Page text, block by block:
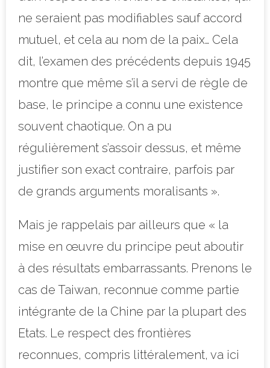
ne seraient pas modifiables sauf accord
mutuel, et cela au nom de la paix… Cela
dit, l’examen des précédents depuis 1945
montre que même s’il a servi de règle de
base, le principe a connu une existence
souvent chaotique. On a pu
régulièrement s’assoir dessus, et même
justifier son exact contraire, parfois par
de grands arguments moralisants ».
Mais je rappelais par ailleurs que « la
mise en œuvre du principe peut aboutir
à des résultats embarrassants. Prenons le
cas de Taiwan, reconnue comme partie
intégrante de la Chine par la plupart des
Etats. Le respect des frontières
reconnues, compris littéralement, va ici